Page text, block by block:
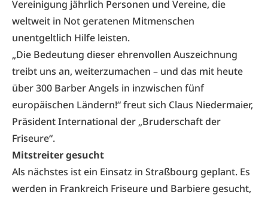
Vereinigung jährlich Personen und Vereine, die
weltweit in Not geratenen Mitmenschen
unentgeltlich Hilfe leisten.
„Die Bedeutung dieser ehrenvollen Auszeichnung
treibt uns an, weiterzumachen – und das mit heute
über 300 Barber Angels in inzwischen fünf
europäischen Ländern!“ freut sich Claus Niedermaier,
Präsident International der „Bruderschaft der
Friseure“.
Mitstreiter gesucht
Als nächstes ist ein Einsatz in Straßbourg geplant. Es
werden in Frankreich Friseure und Barbiere gesucht,